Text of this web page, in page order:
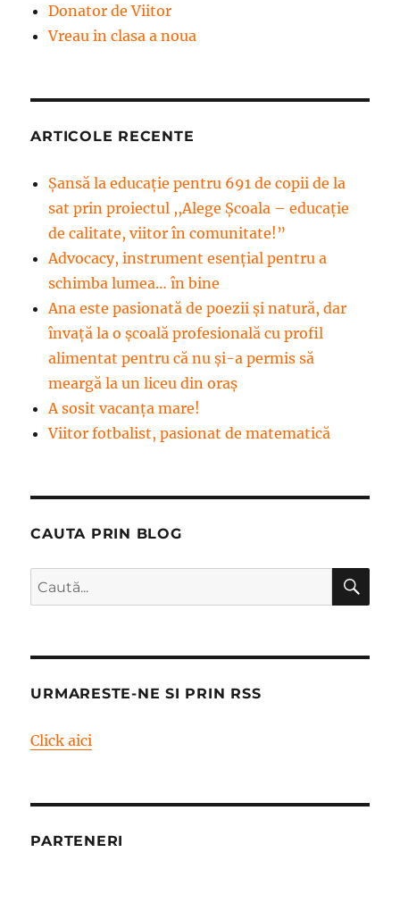
Donator de Viitor
Vreau in clasa a noua
ARTICOLE RECENTE
Șansă la educație pentru 691 de copii de la
sat prin proiectul ,,Alege Școala – educație
de calitate, viitor în comunitate!”
Advocacy, instrument esenţial pentru a
schimba lumea… în bine
Ana este pasionată de poezii și natură, dar
învață la o școală profesională cu profil
alimentat pentru că nu și-a permis să
meargă la un liceu din oraș
A sosit vacanța mare!
Viitor fotbalist, pasionat de matematică
CAUTA PRIN BLOG
Caută
după:
URMARESTE-NE SI PRIN RSS
Click aici
PARTENERI